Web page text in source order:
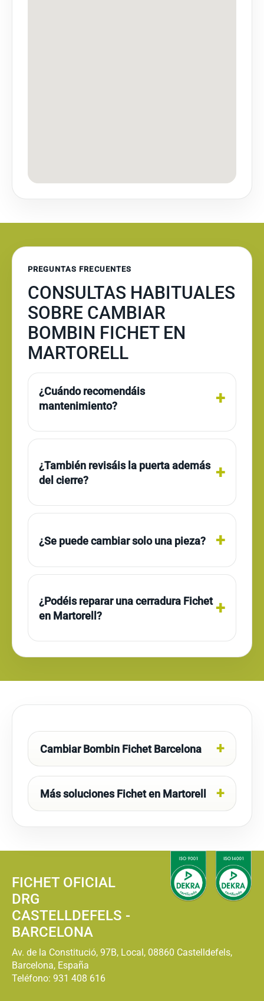
PREGUNTAS FRECUENTES
CONSULTAS HABITUALES
SOBRE CAMBIAR
BOMBIN FICHET EN
MARTORELL
¿Cuándo recomendáis
mantenimiento?
¿También revisáis la puerta además
del cierre?
¿Se puede cambiar solo una pieza?
¿Podéis reparar una cerradura Fichet
en Martorell?
Cambiar Bombin Fichet Barcelona
Más soluciones Fichet en Martorell
FICHET OFICIAL
DRG
CASTELLDEFELS -
BARCELONA
Av. de la Constitució, 97B, Local, 08860 Castelldefels,
Barcelona, España
Teléfono: 931 408 616